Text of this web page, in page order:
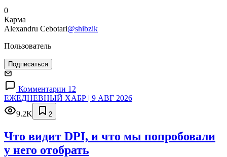
0
Карма
Alexandru Cebotari@shibzik
Пользователь
Подписаться
Комментарии 12
ЕЖЕДНЕВНЫЙ ХАБР | 9 АВГ 2026
9.2K
2
Что видит DPI, и что мы попробовали
у него отобрать